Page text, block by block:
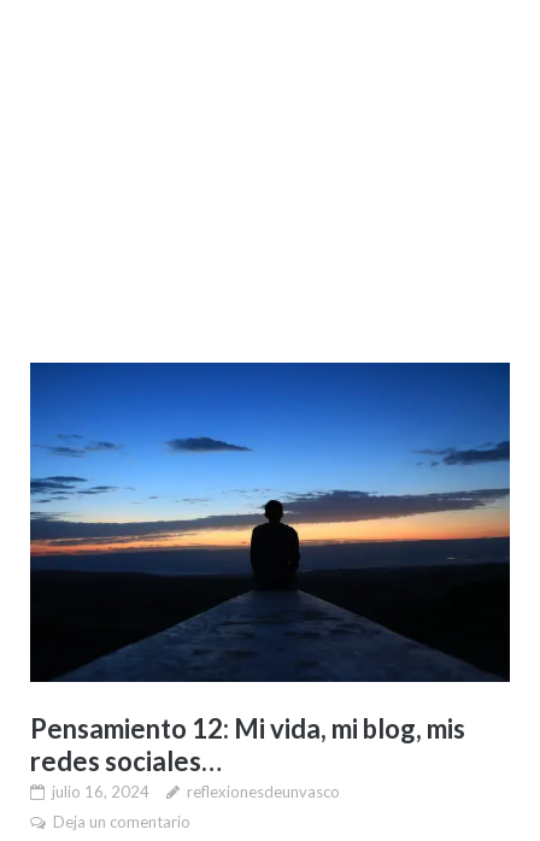
Pensamiento 12: Mi vida, mi blog, mis
redes sociales…
julio 16, 2024
reflexionesdeunvasco
Deja un comentario